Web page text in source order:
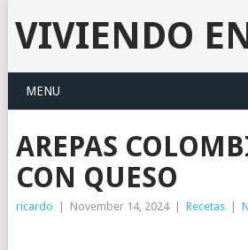
VIVIENDO
MENU
AREPAS
CON QUESO
ricardo November 14, 2024 Recetas